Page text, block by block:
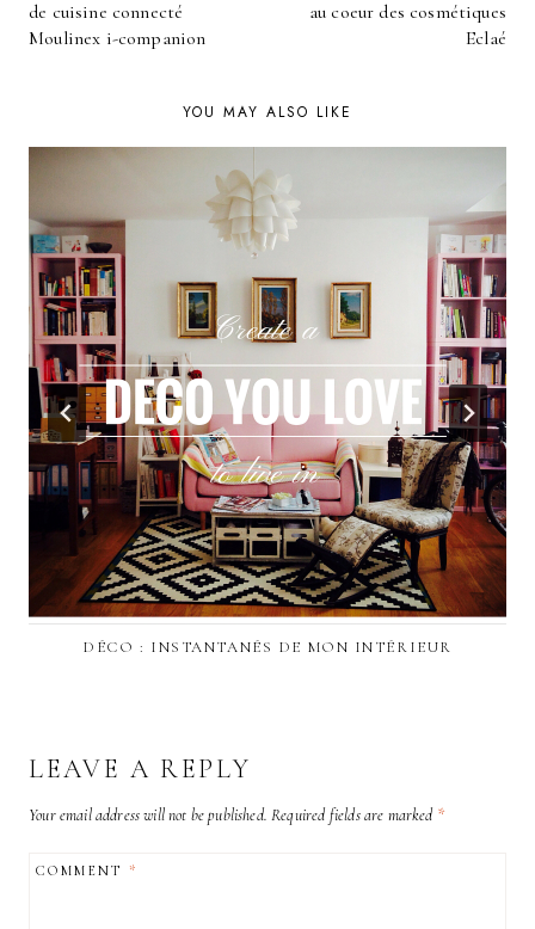
NAVIGATION
de cuisine connecté
Moulinex i-companion
au coeur des cosmétiques
Eclaé
YOU MAY ALSO LIKE
DÉCO : INSTANTANÉS DE MON INTÉRIEUR
LEAVE A REPLY
Your email address will not be published. Required fields are marked *
COMMENT*